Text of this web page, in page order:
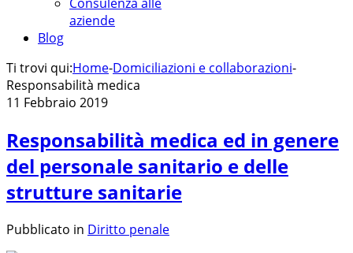
aziende
Blog
Ti trovi qui:Home-Domiciliazioni e collaborazioni-
Responsabilità medica
11 Febbraio 2019
Responsabilità medica ed in genere
del personale sanitario e delle
strutture sanitarie
Pubblicato in Diritto penale